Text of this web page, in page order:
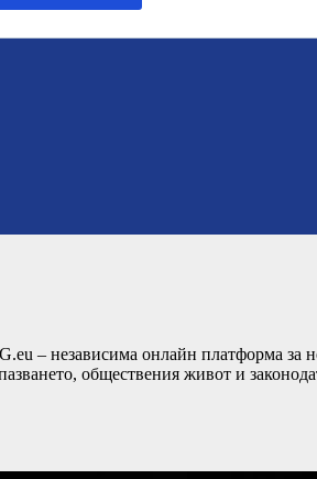
– независима онлайн платформа
обществения живот и